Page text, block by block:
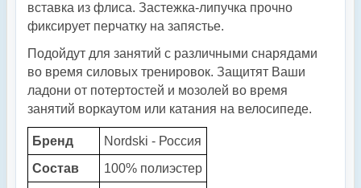
вставка из флиса. Застежка-липучка прочно
фиксирует перчатку на запястье.
Подойдут для занятий с различными снарядами
во время силовых тренировок. Защитят Ваши
ладони от потертостей и мозолей во время
занятий воркаутом или катания на велосипеде.
Бренд
Nordski - Россия
Состав
100% полиэстер